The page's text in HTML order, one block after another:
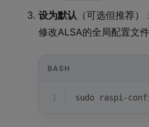
设为默认 （可选但推荐
修改ALSA的全局配置文
BASH
1 sudo raspi-